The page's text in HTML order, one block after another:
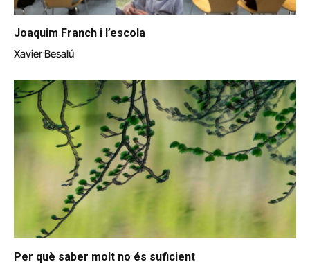
Joaquim Franch i l’escola
Xavier Besalú
Per què saber molt no és suficient